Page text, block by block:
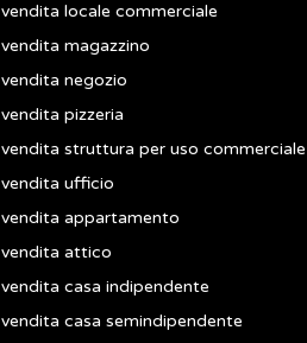
vendita locale commerciale
vendita magazzino
vendita negozio
vendita pizzeria
vendita struttura per uso commerciale
vendita ufficio
vendita appartamento
vendita attico
vendita casa indipendente
vendita casa semindipendente